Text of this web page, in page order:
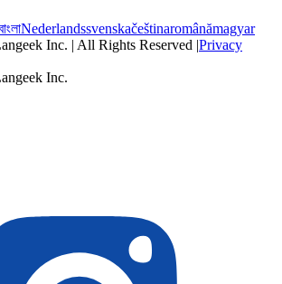
Nederlandssvenskačeštinaromânămagyar
Inc. | All Rights Reserved |Privacy
Inc.